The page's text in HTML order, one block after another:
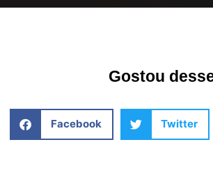
Gostou
Facebook Twitter